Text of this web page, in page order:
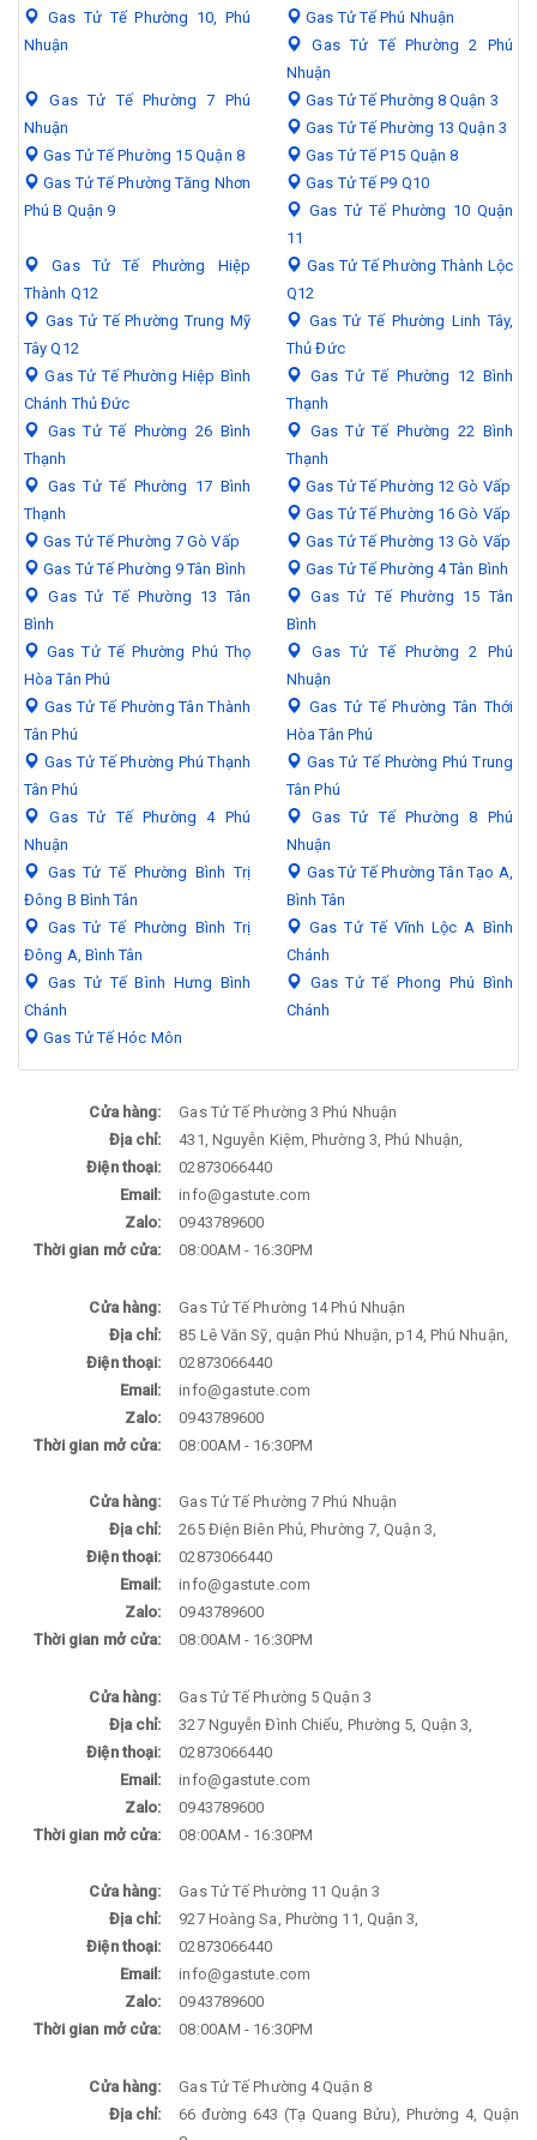
Gas Tử Tế Phường 10, Phú
Nhuận
Gas Tử Tế Phú Nhuận
Gas Tử Tế Phường 2 Phú
Nhuận
Gas Tử Tế Phường 7 Phú
Nhuận
Gas Tử Tế Phường 8 Quận 3
Gas Tử Tế Phường 13 Quận 3
Gas Tử Tế Phường 15 Quận 8
Gas Tử Tế P15 Quận 8
Gas Tử Tế Phường Tăng Nhơn
Phú B Quận 9
Gas Tử Tế P9 Q10
Gas Tử Tế Phường 10 Quận
11
Gas Tử Tế Phường Hiệp
Thành Q12
Gas Tử Tế Phường Thành Lộc
Q12
Gas Tử Tế Phường Trung Mỹ
Tây Q12
Gas Tử Tế Phường Linh Tây,
Thủ Đức
Gas Tử Tế Phường Hiệp Bình
Chánh Thủ Đức
Gas Tử Tế Phường 12 Bình
Thạnh
Gas Tử Tế Phường 26 Bình
Thạnh
Gas Tử Tế Phường 22 Bình
Thạnh
Gas Tử Tế Phường 17 Bình
Thạnh
Gas Tử Tế Phường 12 Gò Vấp
Gas Tử Tế Phường 16 Gò Vấp
Gas Tử Tế Phường 7 Gò Vấp
Gas Tử Tế Phường 13 Gò Vấp
Gas Tử Tế Phường 9 Tân Bình
Gas Tử Tế Phường 4 Tân Bình
Gas Tử Tế Phường 13 Tân
Bình
Gas Tử Tế Phường 15 Tân
Bình
Gas Tử Tế Phường Phú Thọ
Hòa Tân Phú
Gas Tử Tế Phường 2 Phú
Nhuận
Gas Tử Tế Phường Tân Thành
Tân Phú
Gas Tử Tế Phường Tân Thới
Hòa Tân Phú
Gas Tử Tế Phường Phú Thạnh
Tân Phú
Gas Tử Tế Phường Phú Trung
Tân Phú
Gas Tử Tế Phường 4 Phú
Nhuận
Gas Tử Tế Phường 8 Phú
Nhuận
Gas Tử Tế Phường Bình Trị
Đông B Bình Tân
Gas Tử Tế Phường Tân Tạo A,
Bình Tân
Gas Tử Tế Phường Bình Trị
Đông A, Bình Tân
Gas Tử Tế Vĩnh Lộc A Bình
Chánh
Gas Tử Tế Bình Hưng Bình
Chánh
Gas Tử Tế Phong Phú Bình
Chánh
Gas Tử Tế Hóc Môn
Cửa hàng:
Gas Tử Tế Phường 3 Phú Nhuận
Địa chỉ:
431, Nguyễn Kiệm, Phường 3, Phú Nhuận,
Điện thoại:
02873066440
Email:
info@gastute.com
Zalo:
0943789600
Thời gian mở cửa:
08:00AM - 16:30PM
Cửa hàng:
Gas Tử Tế Phường 14 Phú Nhuận
Địa chỉ:
85 Lê Văn Sỹ, quận Phú Nhuận, p14, Phú Nhuận,
Điện thoại:
02873066440
Email:
info@gastute.com
Zalo:
0943789600
Thời gian mở cửa:
08:00AM - 16:30PM
Cửa hàng:
Gas Tử Tế Phường 7 Phú Nhuận
Địa chỉ:
265 Điện Biên Phủ, Phường 7, Quận 3,
Điện thoại:
02873066440
Email:
info@gastute.com
Zalo:
0943789600
Thời gian mở cửa:
08:00AM - 16:30PM
Cửa hàng:
Gas Tử Tế Phường 5 Quận 3
Địa chỉ:
327 Nguyễn Đình Chiểu, Phường 5, Quận 3,
Điện thoại:
02873066440
Email:
info@gastute.com
Zalo:
0943789600
Thời gian mở cửa:
08:00AM - 16:30PM
Cửa hàng:
Gas Tử Tế Phường 11 Quận 3
Địa chỉ:
927 Hoàng Sa, Phường 11, Quận 3,
Điện thoại:
02873066440
Email:
info@gastute.com
Zalo:
0943789600
Thời gian mở cửa:
08:00AM - 16:30PM
Cửa hàng:
Gas Tử Tế Phường 4 Quận 8
Địa chỉ:
66 đường 643 (Tạ Quang Bửu), Phường 4, Quận